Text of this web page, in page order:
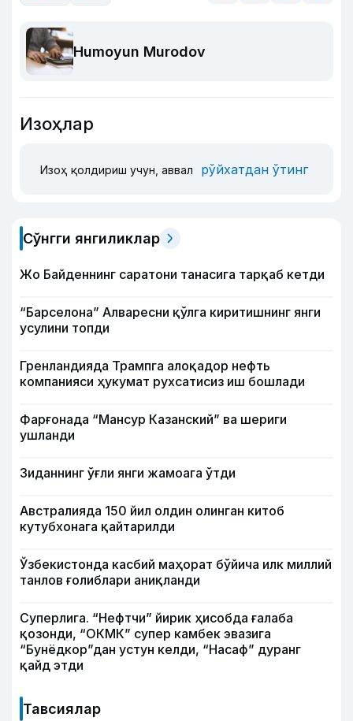
Humoyun Murodov
Изоҳлар
Изоҳ қолдириш учун, аввал рўйхатдан ўтинг
Сўнгги янгиликлар
Жо Байденнинг саратони танасига тарқаб кетди
“Барселона” Алваресни қўлга киритишнинг янги
усулини топди
Гренландияда Трампга алоқадор нефть
компанияси ҳукумат рухсатисиз иш бошлади
Фарғонада “Мансур Казанский” ва шериги
ушланди
Зиданнинг ўғли янги жамоага ўтди
Австралияда 150 йил олдин олинган китоб
кутубхонага қайтарилди
Ўзбекистонда касбий маҳорат бўйича илк миллий
танлов ғолиблари аниқланди
Суперлига. “Нефтчи” йирик ҳисобда ғалаба
қозонди, “ОКМК” супер камбек эвазига
“Бунёдкор”дан устун келди, “Насаф” дуранг
қайд этди
Тавсиялар